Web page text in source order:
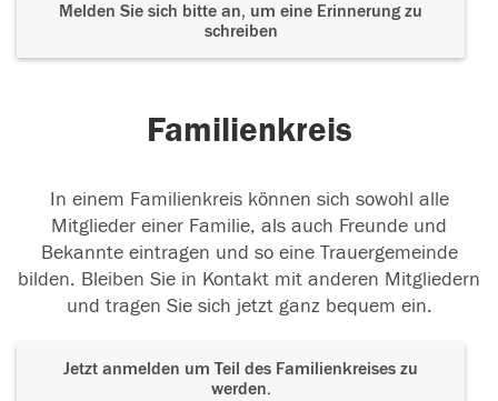
Melden Sie sich bitte an, um eine Erinnerung zu
schreiben
Familienkreis
In einem Familienkreis können sich sowohl alle
Mitglieder einer Familie, als auch Freunde und
Bekannte eintragen und so eine Trauergemeinde
bilden. Bleiben Sie in Kontakt mit anderen Mitgliedern
und tragen Sie sich jetzt ganz bequem ein.
Jetzt anmelden um Teil des Familienkreises zu
werden.